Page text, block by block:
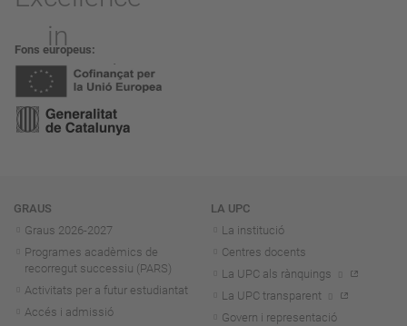
Fons europeus
Navegació
GRAUS
Graus 2026-2027
Programes acadèmics de
recorregut successiu (PARS)
Activitats per a futur estudiantat
Accés i admissió
LA UPC
La institució
Centres docents
La UPC als rànquings
La UPC transparent
Govern i representació